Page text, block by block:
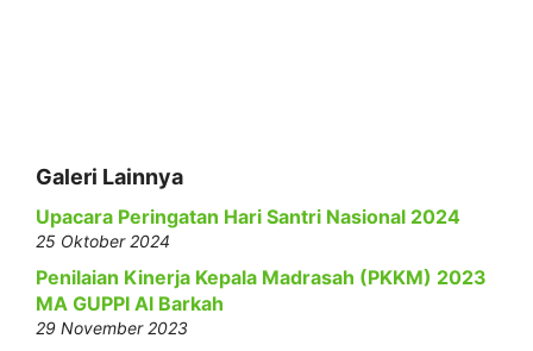
Galeri Lainnya
Upacara Peringatan Hari Santri Nasional 2024
25 Oktober 2024
Penilaian Kinerja Kepala Madrasah (PKKM) 2023
MA GUPPI Al Barkah
29 November 2023